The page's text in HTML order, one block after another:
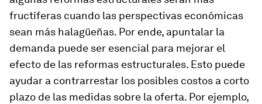
fructíferas cuando las perspectivas económicas
sean más halagüeñas. Por ende, apuntalar la
demanda puede ser esencial para mejorar el
efecto de las reformas estructurales. Esto puede
ayudar a contrarrestar los posibles costos a corto
plazo de las medidas sobre la oferta. Por ejemplo,